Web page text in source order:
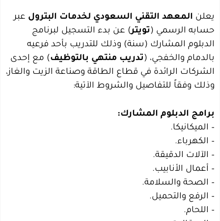
يعلن المعهد التقني السعودي لخدمات البترول عبر
حسابه الرسمي (تويتر) عن بدء التسجيل لبرنامج
الدبلوم المشارك (سنة) وذلك للتدريب بأحد فرعيه
بالدمام والخفجي، (تدريب منتهي بالتوظيف) مع إحدى
الشركات الرائدة في قطاع الطاقة وصناعة الزيت والغاز،
وذلك وفقاً للتفاصيل والشروط الآتية:
برامج الدبلوم المشارك:
– الميكانيكا.
– الكهرباء.
– الآلات الدقيقة.
– أعمال الأنابيب.
– الصحة والسلامة.
– الرفع والتحميل.
– اللحام.